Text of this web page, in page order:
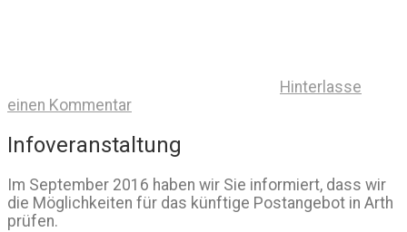
Hinterlasse
einen Kommentar
Infoveranstaltung
Im September 2016 haben wir Sie informiert, dass wir
die Möglichkeiten für das künftige Postangebot in Arth
prüfen.